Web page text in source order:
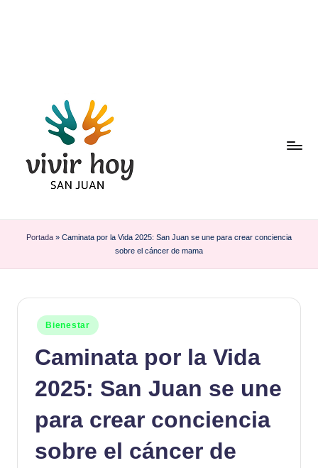
Saltar
contenido
Portada » Caminata por la Vida 2025: San Juan se une para crear conciencia
sobre el cáncer de mama
Publicado
en
Bienestar
Caminata por la Vida
2025: San Juan se une
para crear conciencia
sobre el cáncer de